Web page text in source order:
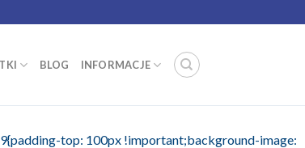
BLOG INFORMACJE
top: 100px !important;background-image: